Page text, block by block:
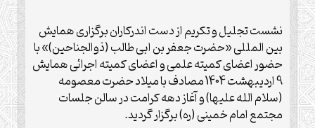
نشست تجلیل و تکریم از دست اندرکاران برگزاری همایش
بین المللی «حضرت جعفر بن ابی طالب (ذوالجناحین)» با
حضور اعضای کمیته علمی و اعضای کمیته اجرائی همایش
9 اردیبهشت 1404 مصادف با میلاد حضرت معصومه
(سلام الله علیها) و آغاز دهه کرامت در سالن جلسات
مجتمع امام خمینی (ره) برگزار گردید.